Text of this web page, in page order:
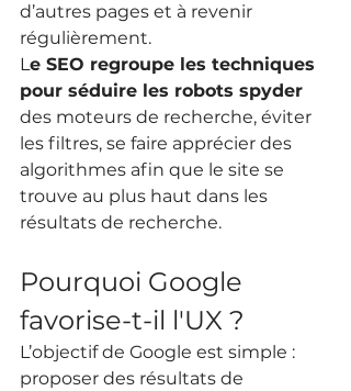
d’autres pages et à revenir
régulièrement.
Le SEO regroupe les techniques
pour séduire les robots spyder
des moteurs de recherche, éviter
les filtres, se faire apprécier des
algorithmes afin que le site se
trouve au plus haut dans les
résultats de recherche.
Pourquoi Google
favorise-t-il l'UX ?
L’objectif de Google est simple :
proposer des résultats de